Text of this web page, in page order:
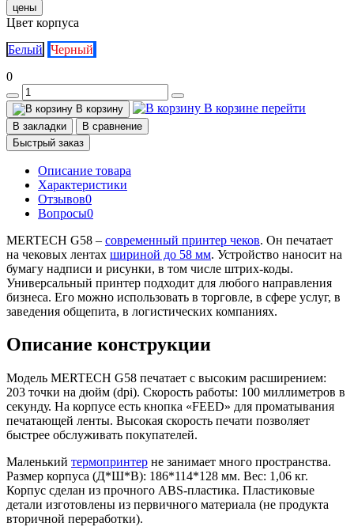
цены
Цвет корпуса
Белый
Черный
0
В корзину В корзине перейти
В закладки
В сравнение
Быстрый заказ
Описание товара
Характеристики
Отзывов0
Вопросы0
MERTECH G58 – современный принтер чеков. Он печатает
на чековых лентах шириной до 58 мм. Устройство наносит на
бумагу надписи и рисунки, в том числе штрих-коды.
Универсальный принтер подходит для любого направления
бизнеса. Его можно использовать в торговле, в сфере услуг, в
заведения общепита, в логистических компаниях.
Описание конструкции
Модель MERTECH G58 печатает с высоким расширением:
203 точки на дюйм (dpi). Скорость работы: 100 миллиметров в
секунду. На корпусе есть кнопка «FEED» для проматывания
печатающей ленты. Высокая скорость печати позволяет
быстрее обслуживать покупателей.
Маленький термопринтер не занимает много пространства.
Размер корпуса (Д*Ш*В): 186*114*128 мм. Вес: 1,06 кг.
Корпус сделан из прочного ABS-пластика. Пластиковые
детали изготовлены из первичного материала (не продукта
вторичной переработки).